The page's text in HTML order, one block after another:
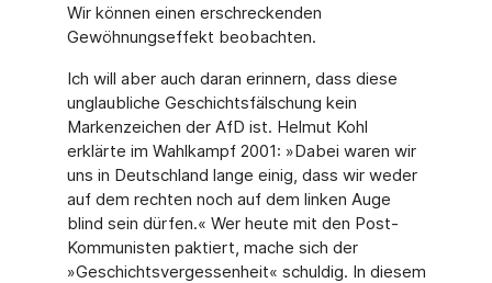
Wir können einen erschreckenden
Gewöhnungseffekt beobachten.
Ich will aber auch daran erinnern, dass diese
unglaubliche Geschichtsfälschung kein
Markenzeichen der AfD ist. Helmut Kohl
erklärte im Wahlkampf 2001: »Dabei waren wir
uns in Deutschland lange einig, dass wir weder
auf dem rechten noch auf dem linken Auge
blind sein dürfen.« Wer heute mit den Post-
Kommunisten paktiert, mache sich der
»Geschichtsvergessenheit« schuldig. In diesem